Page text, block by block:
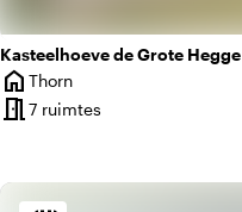
Kasteelhoeve de Grote Hegge
home
Plaats
Thorn
meeting_room7 ruimtes